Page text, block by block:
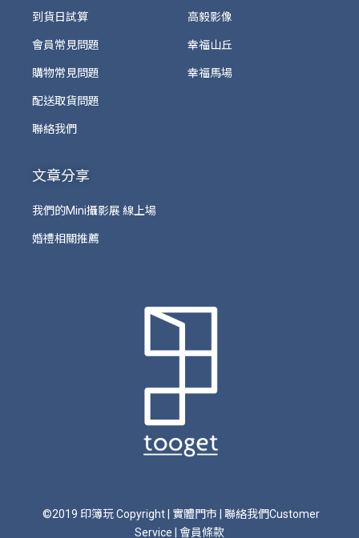
到貨日試算
會員常見問題
購物常見問題
配送取貨問題
聯絡我們
高毅影像
幸福山丘
幸福馬場
文章分享
我們的Mini攝影展 線上場
婚禮相關推薦
©2019 印簿玩 Copyright 實體門市
聯絡我們Customer
Service
會員條款